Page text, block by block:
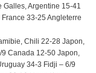
Galles, Argentine 15-41
33-25 Angleterre
Chili 22-28 Japon,
Canada 12-50 Japon,
34-3 Fidji – 6/9